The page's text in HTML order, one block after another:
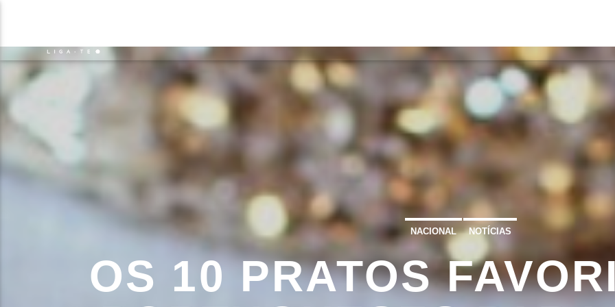
ON FM
FAIXA ATUAL
TÍTULO
NACIONAL NOTÍCIAS
OS 10 PRATOS